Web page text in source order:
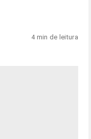
4 min de leitura